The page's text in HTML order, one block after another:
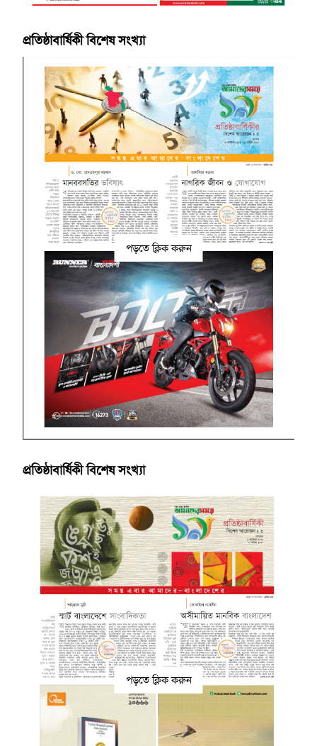
প্রতিষ্ঠাবার্ষিকী বিশেষ সংখ্যা
পড়তে ক্লিক করুন
প্রতিষ্ঠাবার্ষিকী বিশেষ সংখ্যা
পড়তে ক্লিক করুন